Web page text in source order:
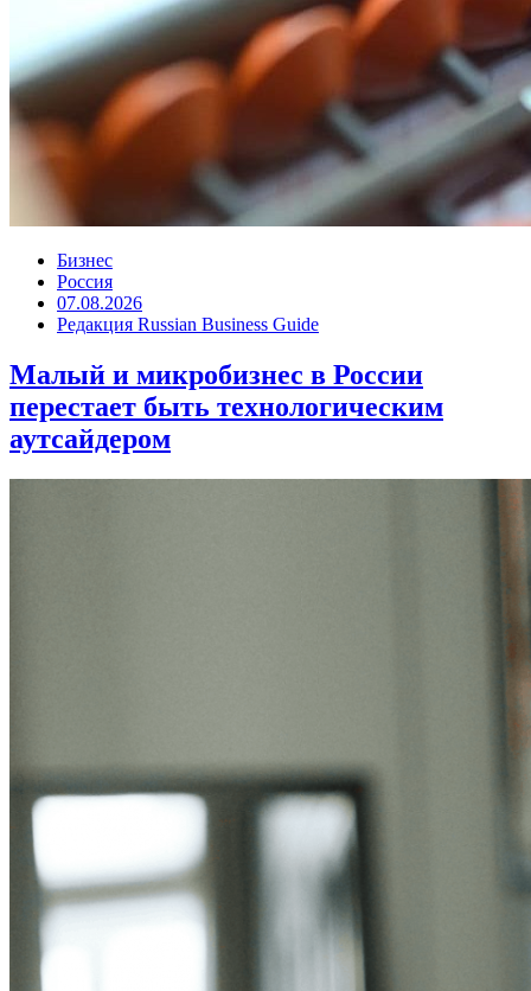
Бизнес
Россия
07.08.2026
Редакция Russian Business Guide
Малый и микробизнес в России
перестает быть технологическим
аутсайдером